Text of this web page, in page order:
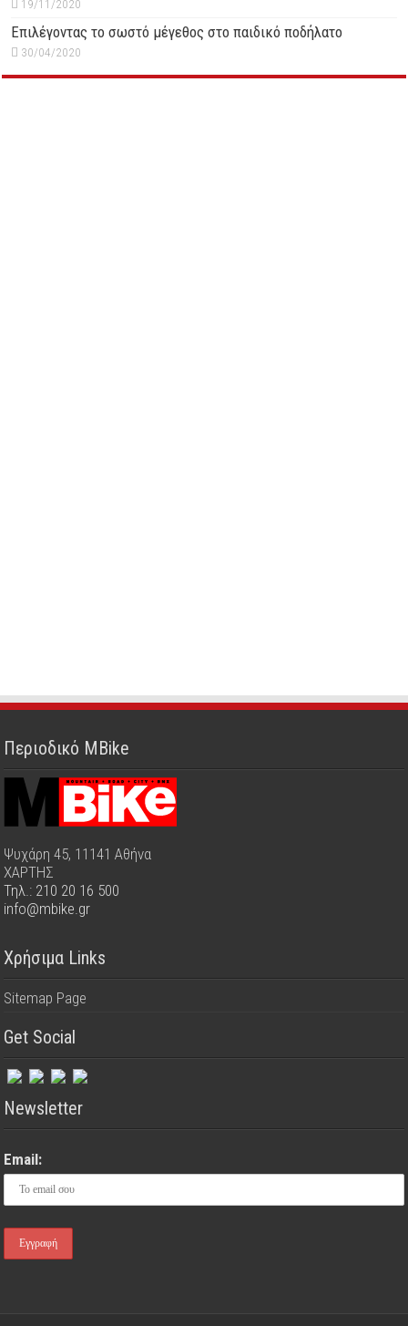
19/11/2020
Επιλέγοντας το σωστό μέγεθος στο παιδικό ποδήλατο
30/04/2020
Περιοδικό MBike
Ψυχάρη 45, 11141 Αθήνα
ΧΑΡΤΗΣ
Τηλ.: 210 20 16 500
info@mbike.gr
Χρήσιμα Links
Sitemap Page
Get Social
Newsletter
Email: